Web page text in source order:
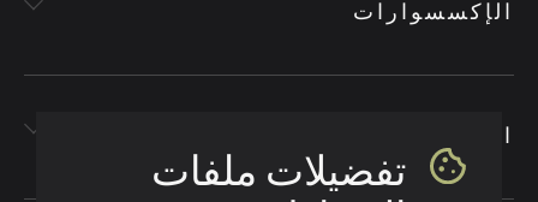
الإكسسوارات
تفضيلات ملفات